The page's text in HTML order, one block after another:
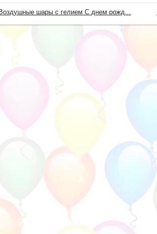
Воздушные шары с гелием С днем рожд...